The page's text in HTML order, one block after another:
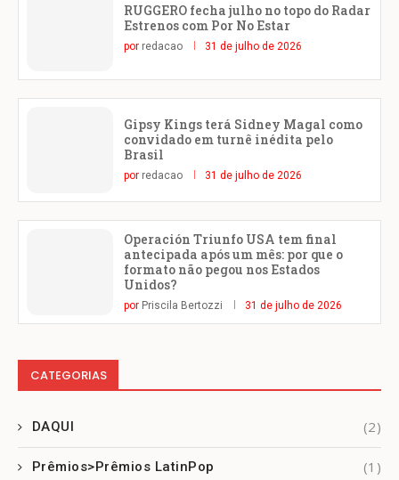
RUGGERO fecha julho no topo do Radar
Estrenos com Por No Estar
por redacao 31 de julho de 2026
Gipsy Kings terá Sidney Magal como
convidado em turnê inédita pelo
Brasil
por redacao 31 de julho de 2026
Operación Triunfo USA tem final
antecipada após um mês: por que o
formato não pegou nos Estados
Unidos?
por Priscila Bertozzi 31 de julho de 2026
CATEGORIAS
DAQUI (2)
Prêmios>Prêmios LatinPop (1)